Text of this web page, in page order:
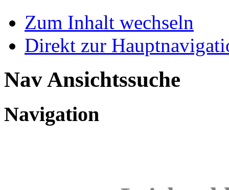
Zum Inhalt wechseln
Direkt zur
Nav Ansichtssuche
Navigation